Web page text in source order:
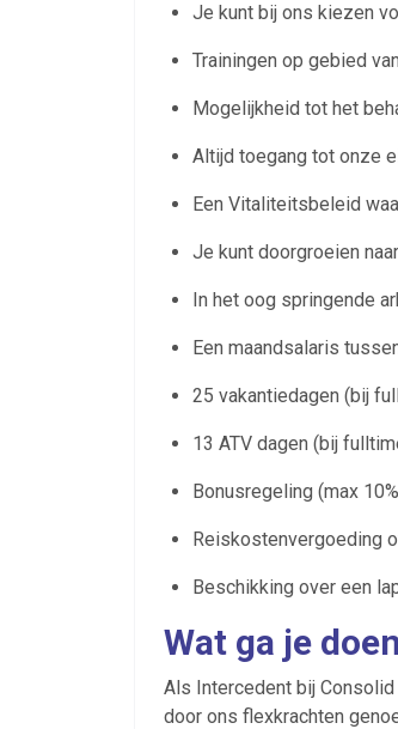
Je kunt bij ons kiezen
Trainingen op gebied
Mogelijkheid tot het
Altijd toegang tot onze
Een Vitaliteitsbeleid
Je kunt doorgroeien
In het oog springende
Een maandsalaris
25 vakantiedagen (bij
13 ATV dagen (bij
Bonusregeling (max
Reiskostenvergoeding
Beschikking over een
Wat ga je
Als Intercedent bij
door ons flexkrachten